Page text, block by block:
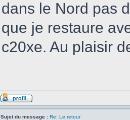
dans le Nord pas
que je restaure
c20xe. Au plaisir
Sujet du message : Re: Le retour